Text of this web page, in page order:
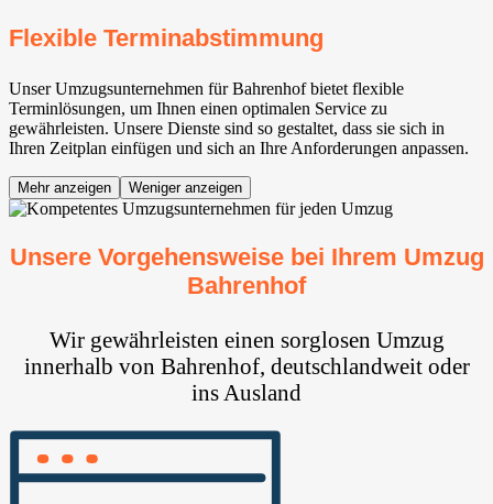
Flexible Terminabstimmung
Unser Umzugsunternehmen für Bahrenhof bietet flexible
Terminlösungen, um Ihnen einen optimalen Service zu
gewährleisten. Unsere Dienste sind so gestaltet, dass sie sich in
Ihren Zeitplan einfügen und sich an Ihre Anforderungen anpassen.
Mehr anzeigen Weniger anzeigen
Unsere Vorgehensweise bei Ihrem Umzug
Bahrenhof
Wir gewährleisten einen sorglosen Umzug
innerhalb von Bahrenhof, deutschlandweit oder
ins Ausland